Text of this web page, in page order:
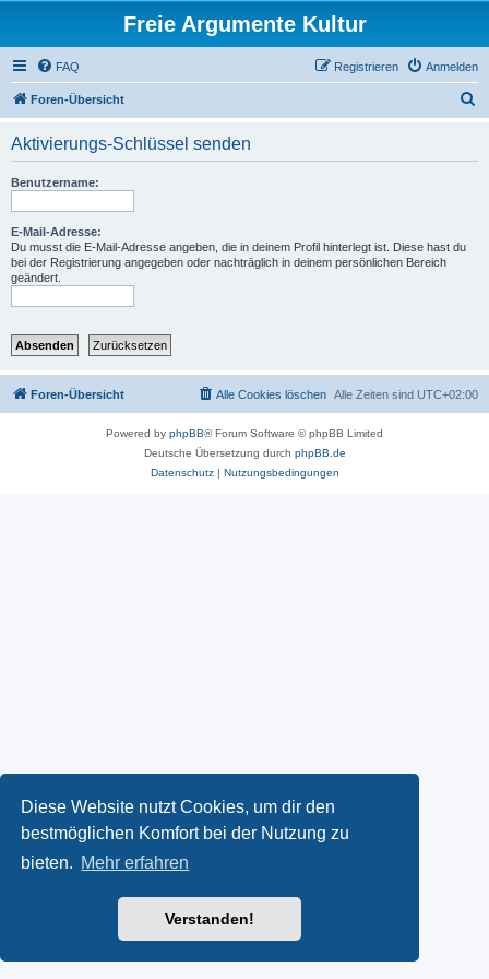
Diese Website nutzt Cookies, um dir den
bestmöglichen Komfort bei der Nutzung zu
bieten. Mehr erfahren
Verstanden!
Freie Argumente Kultur
FAQ Anmelden
Registrieren
Foren-Übersicht
Aktivierungs-Schlüssel senden
Benutzername:
E-Mail-Adresse:
Du musst die E-Mail-Adresse angeben, die in deinem Profil hinterlegt ist. Diese hast du
bei der Registrierung angegeben oder nachträglich in deinem persönlichen Bereich
geändert.
Foren-Übersicht Alle Zeiten sind UTC+02:00
Alle Cookies löschen
Powered by phpBB® Forum Software © phpBB Limited
Deutsche Übersetzung durch phpBB.de
Datenschutz| Nutzungsbedingungen